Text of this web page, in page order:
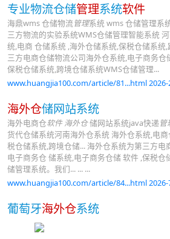
专业物流仓储管理系统软件
海鼎wms 仓储物流管理系统 wms 仓储管理系
三方物流的实验系统WMS仓储管理智能系统
统,电商 仓储系统 ,海外仓储系统,保税仓储系统
三方电商仓储物流公司海外仓系统,电子商务仓
保税仓储系统,跨境仓储系统WMS仓储管理...
www.huangjia100.com/article/81...html 2026-
海外仓储网站系统
海外电商仓软件 海外仓储网站系统java快递管
货代仓储系统河南海外仓系统 海外仓系统,电
税仓储系统,跨境仓储... 海外仓系统为第三方
电子商务仓 储系统,电子商务仓储 软件 ,保税仓
储管理系统。我们... ... ...
www.huangjia100.com/article/84...html 2026-
葡萄牙海外仓系统